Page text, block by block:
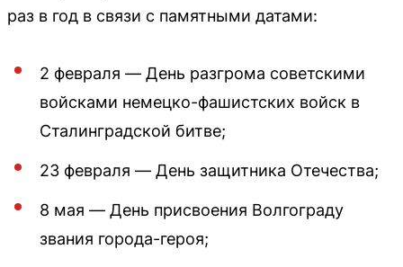
раз в год в связи с памятными датами:
2 февраля — День разгрома советскими
войсками немецко-фашистских войск в
Сталинградской битве;
23 февраля — День защитника Отечества;
8 мая — День присвоения Волгограду
звания города-героя;